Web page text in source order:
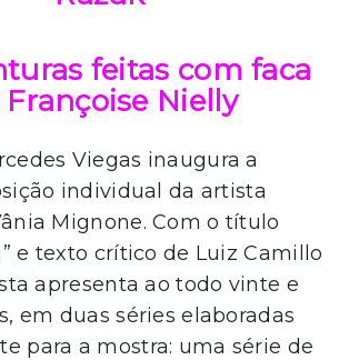
feitas com faca
Françoise Nielly
Viegas inaugura a
individual da artista
Mignone. Com o título
e texto crítico de Luiz Camillo
apresenta ao todo vinte e
em duas séries elaboradas
para a mostra: uma série de